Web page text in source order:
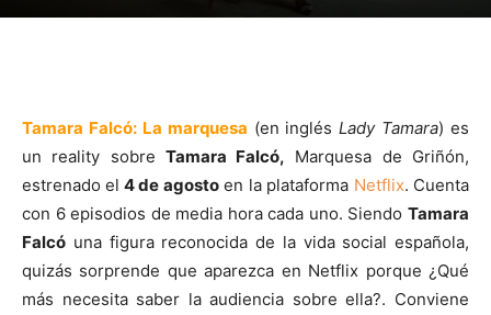
Tamara Falcó: La marquesa (en inglésLady Tamara) es
un reality sobre Tamara Falcó, Marquesa de Griñón,
estrenado el 4 de agostoen la plataforma Netflix. Cuenta
con 6 episodios de media hora cada uno. Siendo Tamara
Falcó una figura reconocida de la vida social española,
quizás sorprende que aparezca en Netflix porque ¿Qué
más necesita saber la audiencia sobre ella?. Conviene